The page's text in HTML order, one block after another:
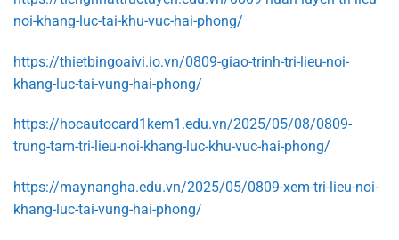
noi-khang-luc-tai-khu-vuc-hai-phong/
https://thietbingoaivi.io.vn/0809-giao-trinh-tri-lieu-noi-
khang-luc-tai-vung-hai-phong/
https://hocautocard1kem1.edu.vn/2025/05/08/0809-
trung-tam-tri-lieu-noi-khang-luc-khu-vuc-hai-phong/
https://maynangha.edu.vn/2025/05/0809-xem-tri-lieu-noi-
khang-luc-tai-vung-hai-phong/